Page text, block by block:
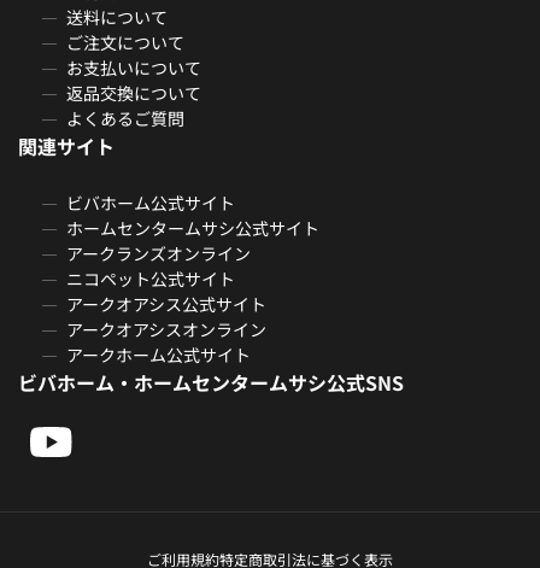
送料について
ご注文について
お支払いについて
返品交換について
よくあるご質問
関連サイト
ビバホーム公式サイト
ホームセンタームサシ公式サイト
アークランズオンライン
ニコペット公式サイト
アークオアシス公式サイト
アークオアシスオンライン
アークホーム公式サイト
ビバホーム・ホームセンタームサシ公式SNS
ご利用規約特定商取引法に基づく表示